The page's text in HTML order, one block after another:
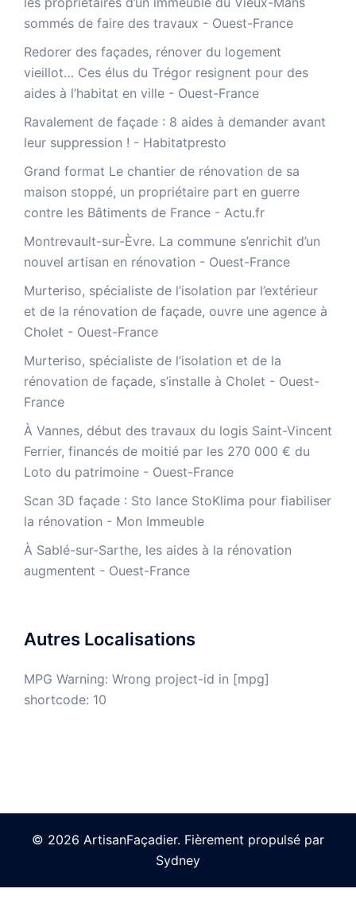
sommés de faire des travaux - Ouest-France
Redorer des façades, rénover du logement
vieillot… Ces élus du Trégor resignent pour des
aides à l’habitat en ville - Ouest-France
Ravalement de façade : 8 aides à demander avant
leur suppression ! - Habitatpresto
Grand format Le chantier de rénovation de sa
maison stoppé, un propriétaire part en guerre
contre les Bâtiments de France - Actu.fr
Montrevault-sur-Èvre. La commune s’enrichit d’un
nouvel artisan en rénovation - Ouest-France
Murteriso, spécialiste de l’isolation par l’extérieur
et de la rénovation de façade, ouvre une agence à
Cholet - Ouest-France
Murteriso, spécialiste de l’isolation et de la
rénovation de façade, s’installe à Cholet - Ouest-
France
À Vannes, début des travaux du logis Saint-Vincent
Ferrier, financés de moitié par les 270 000 € du
Loto du patrimoine - Ouest-France
​Scan 3D façade : Sto lance StoKlima pour fiabiliser
la rénovation - Mon Immeuble
À Sablé-sur-Sarthe, les aides à la rénovation
augmentent - Ouest-France
Autres Localisations
MPG Warning: Wrong project-id in [mpg]
shortcode: 10
© 2026 ArtisanFaçadier. Fièrement propulsé par
Sydney